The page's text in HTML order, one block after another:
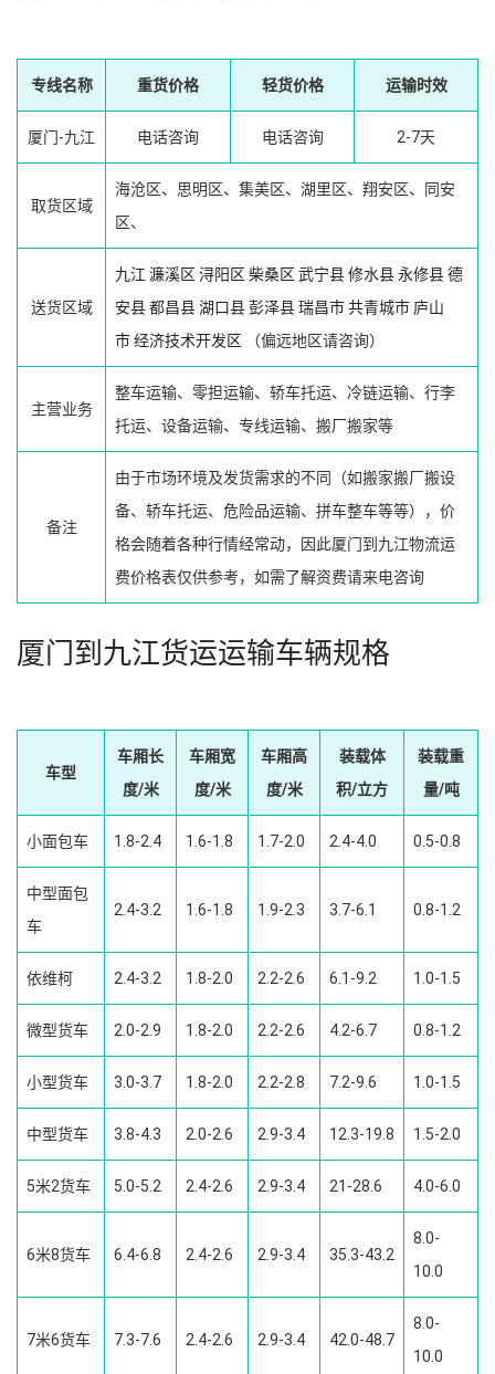
专线名称 重货价格 轻货价格 运输时效
厦门-九江 电话咨询 电话咨询 2-7天
取货区域
海沧区、思明区、集美区、湖里区、翔安区、同安
区、
送货区域
九江 濂溪区 浔阳区 柴桑区 武宁县修水县永修县德
安县都昌县湖口县彭泽县瑞昌市共青城市 庐山
市经济技术开发区 （偏远地区请咨询）
主营业务
整车运输、零担运输、轿车托运、冷链运输、行李
托运、设备运输、专线运输、搬厂搬家等
备注
由于市场环境及发货需求的不同（如搬家搬厂搬设
备、轿车托运、危险品运输、拼车整车等等），价
格会随着各种行情经常动，因此厦门到九江物流运
费价格表仅供参考，如需了解资费请来电咨询
厦门到九江货运运输车辆规格
车型
车厢长
度/米
车厢宽
度/米
车厢高
度/米
装载体
积/立方
装载重
量/吨
小面包车 1.8-2.4 1.6-1.8 1.7-2.0 2.4-4.0 0.5-0.8
中型面包
车
2.4-3.2 1.6-1.8 1.9-2.3 3.7-6.1 0.8-1.2
依维柯 2.4-3.2 1.8-2.0 2.2-2.6 6.1-9.2 1.0-1.5
微型货车 2.0-2.9 1.8-2.0 2.2-2.6 4.2-6.7 0.8-1.2
小型货车 3.0-3.7 1.8-2.0 2.2-2.8 7.2-9.6 1.0-1.5
中型货车 3.8-4.3 2.0-2.6 2.9-3.4 12.3-19.8 1.5-2.0
5米2货车 5.0-5.2 2.4-2.6 2.9-3.4 21-28.6 4.0-6.0
6米8货车 6.4-6.8 2.4-2.6 2.9-3.4 35.3-43.2
8.0-
10.0
7米6货车 7.3-7.6 2.4-2.6 2.9-3.4 42.0-48.7
8.0-
10.0